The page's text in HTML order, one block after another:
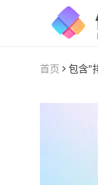
首页 包含"